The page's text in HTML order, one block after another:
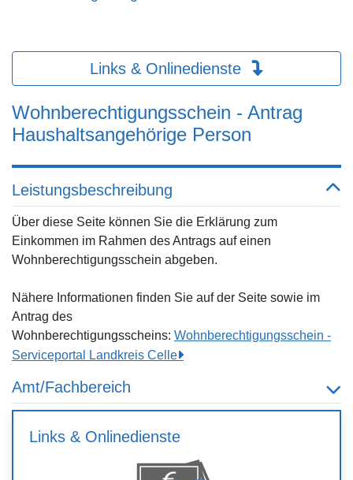
Links & Onlinedienste
Wohnberechtigungsschein - Antrag
Haushaltsangehörige Person
Leistungsbeschreibung
Über diese Seite können Sie die Erklärung zum
Einkommen im Rahmen des Antrags auf einen
Wohnberechtigungsschein abgeben.
Nähere Informationen finden Sie auf der Seite sowie im
Antrag des
Wohnberechtigungsscheins: Wohnberechtigungsschein -
Serviceportal Landkreis Celle
Amt/Fachbereich
Links & Onlinedienste